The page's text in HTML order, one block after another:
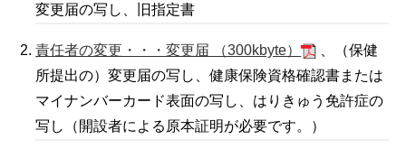
変更届の写し、旧指定書
責任者の変更・・・変更届 （300kbyte）
、（保健
所提出の）変更届の写し、健康保険資格確認書または
マイナンバーカード表面の写し、はりきゅう免許症の
写し（開設者による原本証明が必要です。）